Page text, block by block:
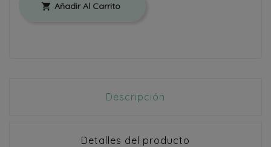
 Añadir Al Carrito
Descripción
Detalles del producto